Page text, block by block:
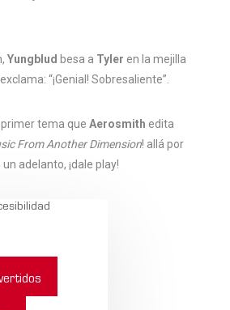
Yungblud besa a Tyler en la mejilla
“¡Genial! Sobresaliente”.
primer tema que Aerosmith edita
From Another Dimension! allá por
adelanto, ¡dale play!